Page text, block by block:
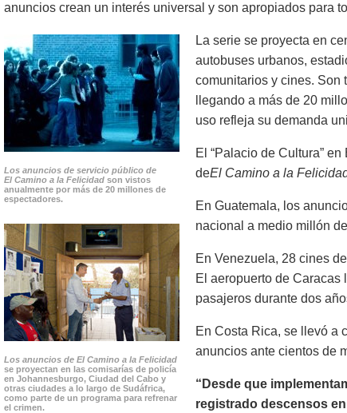
anuncios crean un interés universal y son apropiados para
Los anuncios de servicio público de
El Camino a la Felicidad son vistos
anualmente por más de 20 millones de
espectadores.
Los anuncios de El Camino a la Felicidad
se proyectan en las comisarías de policía
en Johannesburgo, Ciudad del Cabo y
otras ciudades a lo largo de Sudáfrica,
como parte de un programa para refrenar
el crimen.
La serie se proyecta en
autobuses urbanos,
comunitarios y cines. Son
llegando a más de 20
uso refleja su demanda
El “Palacio de Cultura”
deEl Camino a la
En Guatemala, los
nacional a medio millón
En Venezuela, 28 cines
El aeropuerto de Caracas
pasajeros durante dos
En Costa Rica, se llevó a
anuncios ante cientos de
“Desde que
registrado descensos